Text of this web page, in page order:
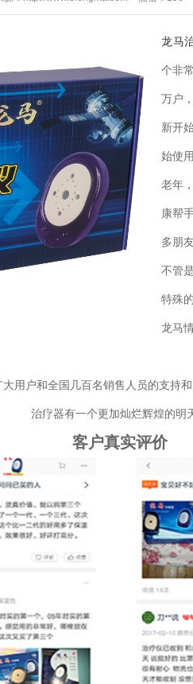
龙马
个非
万户
新开
始使
老年，
康帮
多朋
不管
特殊
龙马
大用户和全国几百名销售人员的支持
治疗器有一个更加灿烂辉煌的明
客户真实评价